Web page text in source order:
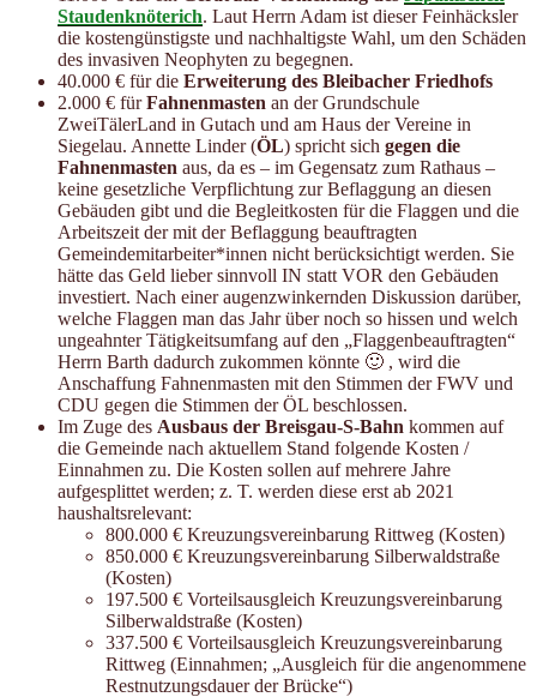
Staudenknöterich. Laut Herrn Adam ist dieser Feinhäcksler
die kostengünstigste und nachhaltigste Wahl, um den Schäden
des invasiven Neophyten zu begegnen.
40.000 € für die Erweiterung des Bleibacher Friedhofs
2.000 € fürFahnenmasten an der Grundschule
ZweiTälerLand in Gutach und am Haus der Vereine in
Siegelau. Annette Linder (ÖL) spricht sich gegen die
Fahnenmasten aus, da es – im Gegensatz zum Rathaus –
keine gesetzliche Verpflichtung zur Beflaggung an diesen
Gebäuden gibt und die Begleitkosten für die Flaggen und die
Arbeitszeit der mit der Beflaggung beauftragten
Gemeindemitarbeiter*innen nicht berücksichtigt werden. Sie
hätte das Geld lieber sinnvoll IN statt VOR den Gebäuden
investiert. Nach einer augenzwinkernden Diskussion darüber,
welche Flaggen man das Jahr über noch so hissen und welch
ungeahnter Tätigkeitsumfang auf den „Flaggenbeauftragten“
Herrn Barth dadurch zukommen könnte 🙂 , wird die
Anschaffung Fahnenmasten mit den Stimmen der FWV und
CDU gegen die Stimmen der ÖL beschlossen.
Im Zuge des Ausbaus der Breisgau-S-Bahn kommen auf
die Gemeinde nach aktuellem Stand folgende Kosten /
Einnahmen zu. Die Kosten sollen auf mehrere Jahre
aufgesplittet werden; z. T. werden diese erst ab 2021
haushaltsrelevant:
800.000 € Kreuzungsvereinbarung Rittweg (Kosten)
850.000 € Kreuzungsvereinbarung Silberwaldstraße
(Kosten)
197.500 € Vorteilsausgleich Kreuzungsvereinbarung
Silberwaldstraße (Kosten)
337.500 € Vorteilsausgleich Kreuzungsvereinbarung
Rittweg (Einnahmen; „Ausgleich für die angenommene
Restnutzungsdauer der Brücke“)